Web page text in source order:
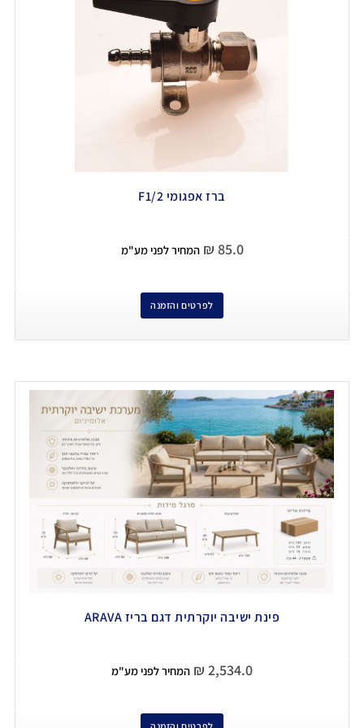
ברז אפגומי F1/2
₪ 85.0 המחיר לפני מע"מ
לפרטים והזמנה
פינת ישיבה יוקרתית דגם בריז ARAVA
₪ 2,534.0 המחיר לפני מע"מ